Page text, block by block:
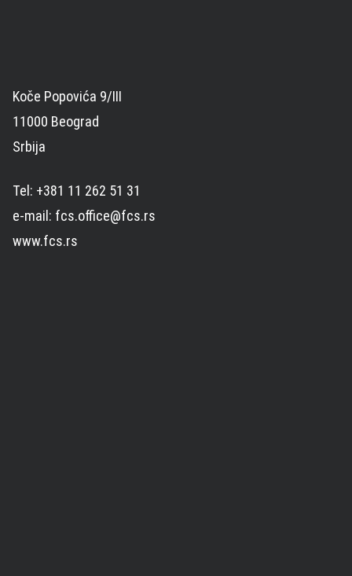
Koče Popovića 9/III
11000 Beograd
Srbija
Tel: +381 11 262 51 31
e-mail: fcs.office@fcs.rs
www.fcs.rs